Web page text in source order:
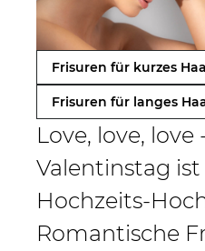
Frisuren für kurzes
Frisuren für langes
Love, love,
Valentinstag
Hochzeits-
Romantische